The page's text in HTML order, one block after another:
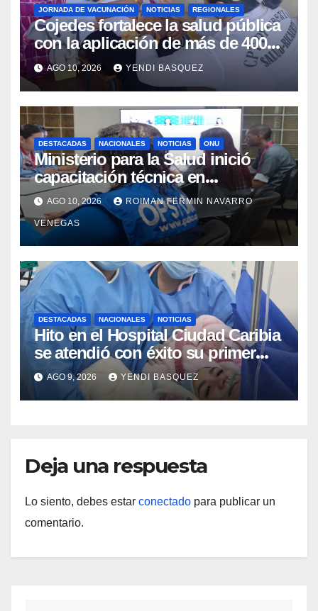
JORNADA DE VACUNACIÓN NOTICIAS REGIONALES
Cojedes fortalece la salud pública
con la aplicación de más de 400
dosis en la «Fiesta de
Inmunización»
AGO 10, 2026 YENDI BASQUEZ
DESTACADAS NACIONALES NOTICIAS ONU
Ministerio para la Salud inició
capacitación técnica en
Inteligencia Epidémica junto a la
Organización Panamericana de la
Salud
AGO 10, 2026 ROIMAN FERMIN NAVARRO
VENEGAS
DESTACADAS NACIONALES NOTICIAS
Hito en el Hospital Ciudad Caribia
se atendió con éxito su primer
parto gemelar
AGO 9, 2026 YENDI BASQUEZ
Deja una respuesta
Lo siento, debes estar conectado para publicar un
comentario.